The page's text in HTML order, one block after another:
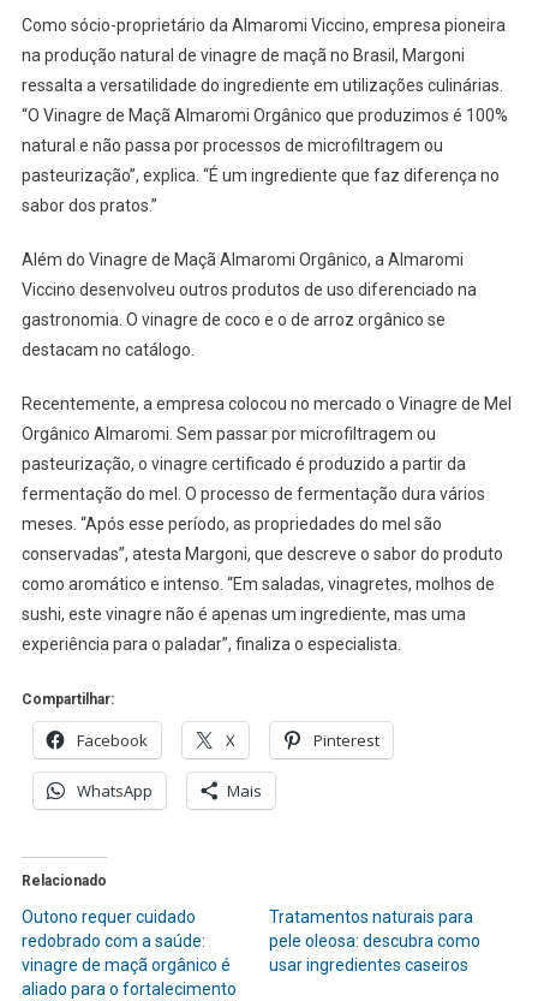
Como sócio-proprietário da Almaromi Viccino, empresa pioneira
na produção natural de vinagre de maçã no Brasil, Margoni
ressalta a versatilidade do ingrediente em utilizações culinárias.
“O Vinagre de Maçã Almaromi Orgânico que produzimos é 100%
natural e não passa por processos de microfiltragem ou
pasteurização”, explica. “É um ingrediente que faz diferença no
sabor dos pratos.”
Além do Vinagre de Maçã Almaromi Orgânico, a Almaromi
Viccino desenvolveu outros produtos de uso diferenciado na
gastronomia. O vinagre de coco e o de arroz orgânico se
destacam no catálogo.
Recentemente, a empresa colocou no mercado o Vinagre de Mel
Orgânico Almaromi. Sem passar por microfiltragem ou
pasteurização, o vinagre certificado é produzido a partir da
fermentação do mel. O processo de fermentação dura vários
meses. “Após esse período, as propriedades do mel são
conservadas”, atesta Margoni, que descreve o sabor do produto
como aromático e intenso. “Em saladas, vinagretes, molhos de
sushi, este vinagre não é apenas um ingrediente, mas uma
experiência para o paladar”, finaliza o especialista.
Compartilhar:
Facebook X Pinterest
WhatsApp Mais
Relacionado
Outono requer cuidado
redobrado com a saúde:
vinagre de maçã orgânico é
aliado para o fortalecimento
Tratamentos naturais para
pele oleosa: descubra como
usar ingredientes caseiros